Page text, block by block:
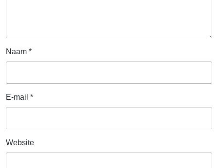
Naam *
E-mail *
Website